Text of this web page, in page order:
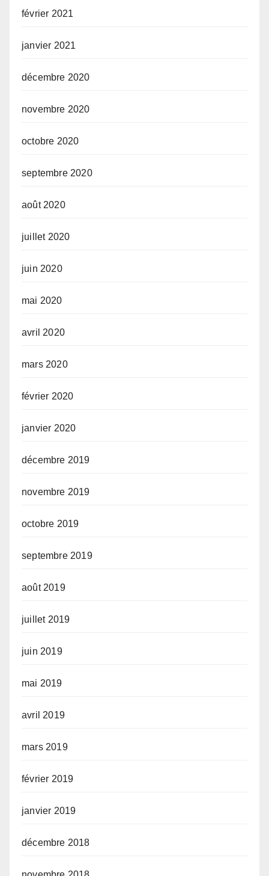
février 2021
janvier 2021
décembre 2020
novembre 2020
octobre 2020
septembre 2020
août 2020
juillet 2020
juin 2020
mai 2020
avril 2020
mars 2020
février 2020
janvier 2020
décembre 2019
novembre 2019
octobre 2019
septembre 2019
août 2019
juillet 2019
juin 2019
mai 2019
avril 2019
mars 2019
février 2019
janvier 2019
décembre 2018